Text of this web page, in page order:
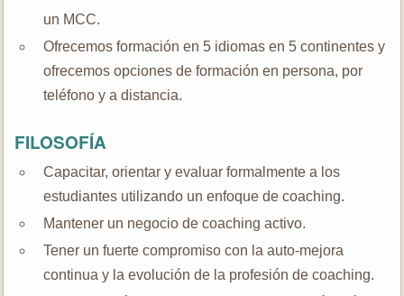
un MCC.
Ofrecemos formación en 5 idiomas en 5 continentes y
ofrecemos opciones de formación en persona, por
teléfono y a distancia.
FILOSOFÍA
Capacitar, orientar y evaluar formalmente a los
estudiantes utilizando un enfoque de coaching.
Mantener un negocio de coaching activo.
Tener un fuerte compromiso con la auto-mejora
continua y la evolución de la profesión de coaching.